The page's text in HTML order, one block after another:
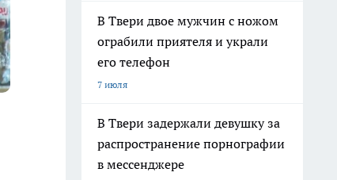
В Твери двое мужчин с ножом
ограбили приятеля и украли
его телефон
7 июля
В Твери задержали девушку за
распространение порнографии
в мессенджере